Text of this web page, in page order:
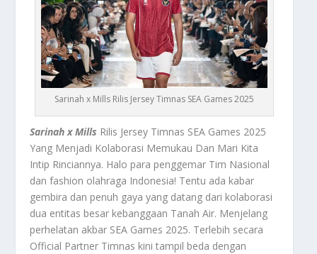
Sarinah x Mills Rilis Jersey Timnas SEA Games 2025
Sarinah x Mills Rilis Jersey Timnas SEA Games 2025
Yang Menjadi Kolaborasi Memukau Dan Mari Kita
Intip Rinciannya. Halo para penggemar Tim Nasional
dan fashion olahraga Indonesia! Tentu ada kabar
gembira dan penuh gaya yang datang dari kolaborasi
dua entitas besar kebanggaan Tanah Air. Menjelang
perhelatan akbar SEA Games 2025. Terlebih secara
Official Partner Timnas kini tampil beda dengan